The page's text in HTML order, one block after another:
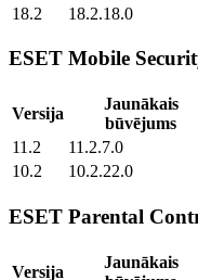
18.2
18.2.18.0
ESET Mobile
Versija
Jaunākais
būvējums
11.2
11.2.7.0
10.2
10.2.22.0
ESET Parental
Versija
Jaunākais